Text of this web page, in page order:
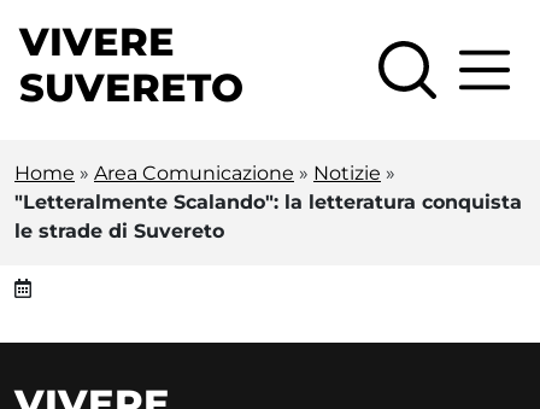
VIVERE
SUVERETO
Home » Area Comunicazione » Notizie »
"Letteralmente Scalando": la letteratura conquista
le strade di Suvereto